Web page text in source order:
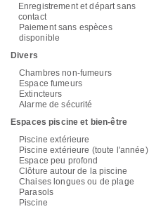
Enregistrement et départ sans
contact
Paiement sans espèces
disponible
Divers
Chambres non-fumeurs
Espace fumeurs
Extincteurs
Alarme de sécurité
Espaces piscine et bien-être
Piscine extérieure
Piscine extérieure (toute l'année)
Espace peu profond
Clôture autour de la piscine
Chaises longues ou de plage
Parasols
Piscine